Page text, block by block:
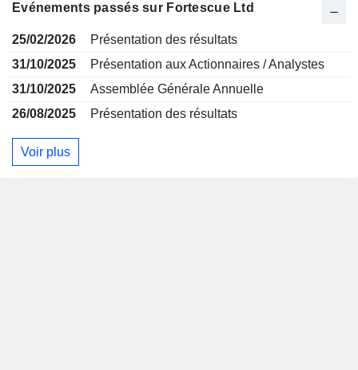
Evénements passés sur Fortescue Ltd
25/02/2026
Présentation des résultats
31/10/2025
Présentation aux Actionnaires / Analystes
31/10/2025
Assemblée Générale Annuelle
26/08/2025
Présentation des résultats
Voir plus